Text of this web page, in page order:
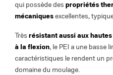
qui possède des propriétés
mécaniquesexcellentes,
Très résistant aussi aux
à la flexion, le PEI a une basse
caractéristiques le rendent un
domaine du moulage.